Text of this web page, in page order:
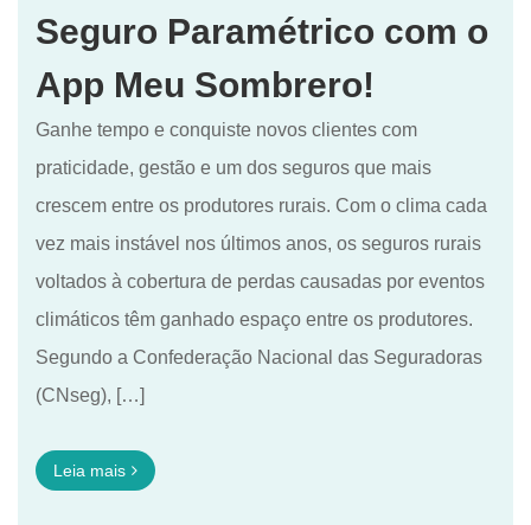
Seguro Paramétrico com o
App Meu Sombrero!
Ganhe tempo e conquiste novos clientes com
praticidade, gestão e um dos seguros que mais
crescem entre os produtores rurais. Com o clima cada
vez mais instável nos últimos anos, os seguros rurais
voltados à cobertura de perdas causadas por eventos
climáticos têm ganhado espaço entre os produtores.
Segundo a Confederação Nacional das Seguradoras
(CNseg), […]
Leia mais